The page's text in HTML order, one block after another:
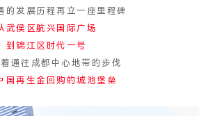
的发展历程再立一座里程碑
武侯区航兴国际广场
到锦江区时代一号
通往成都中心地带的步伐
国再生金回购的城池堡垒